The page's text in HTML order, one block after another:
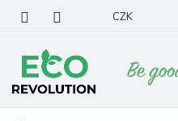
obsah
CZK